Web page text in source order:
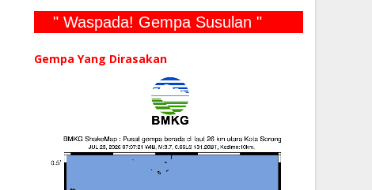
" Waspada! Gempa Susulan "
Gempa Yang Dirasakan